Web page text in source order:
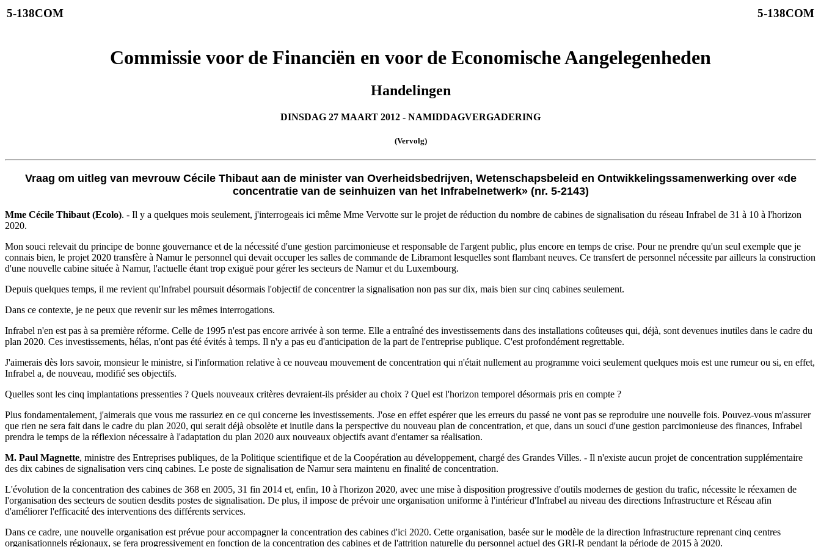
5-138COM 5-138COM
Commissie voor de Financiën en voor de Economische Aangelegenheden
Handelingen
DINSDAG 27 MAART 2012 - NAMIDDAGVERGADERING
(Vervolg)
Vraag om uitleg van mevrouw Cécile Thibaut aan de minister van Overheidsbedrijven, Wetenschapsbeleid en Ontwikkelingssamenwerking over «de
concentratie van de seinhuizen van het Infrabelnetwerk» (nr. 5-2143)
Mme Cécile Thibaut (Ecolo). - Il y a quelques mois seulement, j'interrogeais ici même Mme Vervotte sur le projet de réduction du nombre de cabines de signalisation du réseau Infrabel de 31 à 10 à l'horizon
2020.
Mon souci relevait du principe de bonne gouvernance et de la nécessité d'une gestion parcimonieuse et responsable de l'argent public, plus encore en temps de crise. Pour ne prendre qu'un seul exemple que je
connais bien, le projet 2020 transfère à Namur le personnel qui devait occuper les salles de commande de Libramont lesquelles sont flambant neuves. Ce transfert de personnel nécessite par ailleurs la construction
d'une nouvelle cabine située à Namur, l'actuelle étant trop exiguë pour gérer les secteurs de Namur et du Luxembourg.
Depuis quelques temps, il me revient qu'Infrabel poursuit désormais l'objectif de concentrer la signalisation non pas sur dix, mais bien sur cinq cabines seulement.
Dans ce contexte, je ne peux que revenir sur les mêmes interrogations.
Infrabel n'en est pas à sa première réforme. Celle de 1995 n'est pas encore arrivée à son terme. Elle a entraîné des investissements dans des installations coûteuses qui, déjà, sont devenues inutiles dans le cadre du
plan 2020. Ces investissements, hélas, n'ont pas été évités à temps. Il n'y a pas eu d'anticipation de la part de l'entreprise publique. C'est profondément regrettable.
J'aimerais dès lors savoir, monsieur le ministre, si l'information relative à ce nouveau mouvement de concentration qui n'était nullement au programme voici seulement quelques mois est une rumeur ou si, en effet,
Infrabel a, de nouveau, modifié ses objectifs.
Quelles sont les cinq implantations pressenties ? Quels nouveaux critères devraient-ils présider au choix ? Quel est l'horizon temporel désormais pris en compte ?
Plus fondamentalement, j'aimerais que vous me rassuriez en ce qui concerne les investissements. J'ose en effet espérer que les erreurs du passé ne vont pas se reproduire une nouvelle fois. Pouvez-vous m'assurer
que rien ne sera fait dans le cadre du plan 2020, qui serait déjà obsolète et inutile dans la perspective du nouveau plan de concentration, et que, dans un souci d'une gestion parcimonieuse des finances, Infrabel
prendra le temps de la réflexion nécessaire à l'adaptation du plan 2020 aux nouveaux objectifs avant d'entamer sa réalisation.
M. Paul Magnette, ministre des Entreprises publiques, de la Politique scientifique et de la Coopération au développement, chargé des Grandes Villes. - Il n'existe aucun projet de concentration supplémentaire
des dix cabines de signalisation vers cinq cabines. Le poste de signalisation de Namur sera maintenu en finalité de concentration.
L'évolution de la concentration des cabines de 368 en 2005, 31 fin 2014 et, enfin, 10 à l'horizon 2020, avec une mise à disposition progressive d'outils modernes de gestion du trafic, nécessite le réexamen de
l'organisation des secteurs de soutien desdits postes de signalisation. De plus, il impose de prévoir une organisation uniforme à l'intérieur d'Infrabel au niveau des directions Infrastructure et Réseau afin
d'améliorer l'efficacité des interventions des différents services.
Dans ce cadre, une nouvelle organisation est prévue pour accompagner la concentration des cabines d'ici 2020. Cette organisation, basée sur le modèle de la direction Infrastructure reprenant cinq centres
organisationnels régionaux, se fera progressivement en fonction de la concentration des cabines et de l'attrition naturelle du personnel actuel des GRI-R pendant la période de 2015 à 2020.